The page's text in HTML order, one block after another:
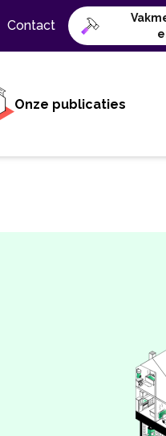
Contact
Onze publicaties